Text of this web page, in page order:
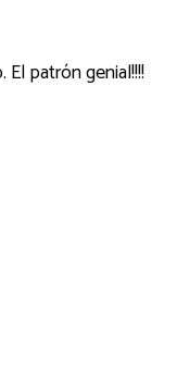
patrón genial!!!!